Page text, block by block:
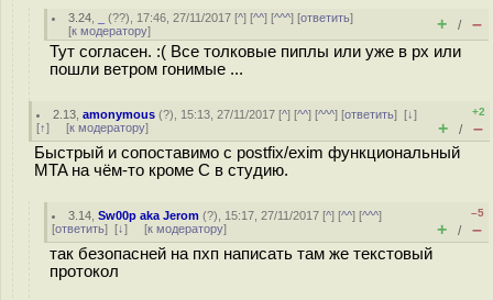
3.24 (??), 17:46, 27/11/2017 [^] [^^] [^^^] [ответить]
[к модератору] + / –
Тут согласен. :( Все толковые пиплы или уже в рх или
пошли ветром гонимые ...
2.13 ,amonymous (?), 15:13, 27/11/2017 [^] [^^] [^^^] [ответить][↓]
[↑] [к модератору]
+2
+ / –
Быстрый и сопоставимо с postfix/exim функциональный
MTA на чём-то кроме C в студию.
3.14 ,Sw00p aka Jerom (?), 15:17, 27/11/2017 [^] [^^] [^^^]
[ответить] [↓] [к модератору]
–5
+ / –
так безопасней на пхп написать там же текстовый
протокол